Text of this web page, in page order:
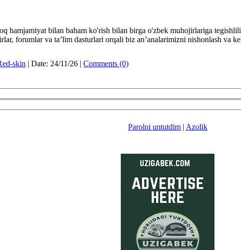
hamjamiyat bilan baham ko'rish bilan birga o'zbek muhojirlariga
forumlar va ta’lim dasturlari orqali biz an’analarimizni nishonlash va
skin | Date: 24/11/26 | Comments (0)
Parolni untutdim | Azolik